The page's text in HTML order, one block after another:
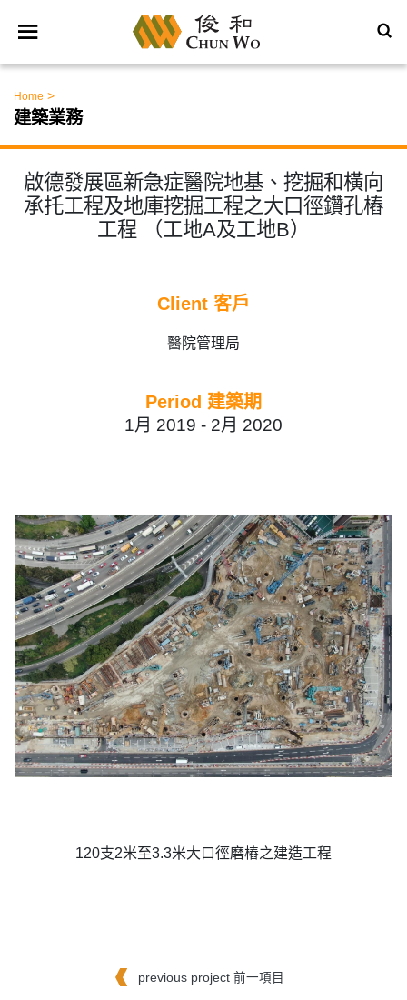
Home >
建築業務
啟德發展區新急症醫院地基、挖掘和橫向
承托工程及地庫挖掘工程之大口徑鑽孔樁
工程 （工地A及工地B）
Client 客戶
醫院管理局
Period 建築期
1月 2019 - 2月 2020
120支2米至3.3米大口徑磨樁之建造工程
previous project 前一項目